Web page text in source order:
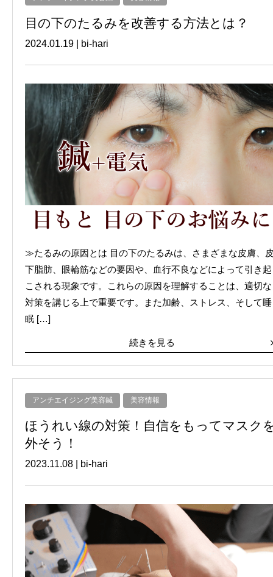
目の下のたるみを改善する方法とは？
2024.01.19 bi-hari
≫たるみの原因とは 目の下のたるみは、さまざまな皮膚、
下脂肪、眼輪筋などの要因や、血行不良などによって引き起
こされる現象です。これらの原因を理解することは、適切な
対策を講じる上で重要です。また加齢、ストレス、そして睡
眠 […]
続きを見る
アンチエイジング美容鍼 美容情報
ほうれい線の対策！自信をもってマスク
外そう！
2023.11.08 bi-hari